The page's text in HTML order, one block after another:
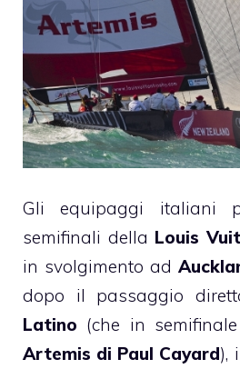
Gli equipaggi italiani
semifinali della Louis
in svolgimento ad
dopo il passaggio
Latino (che in
Artemis di Paul Cayard),